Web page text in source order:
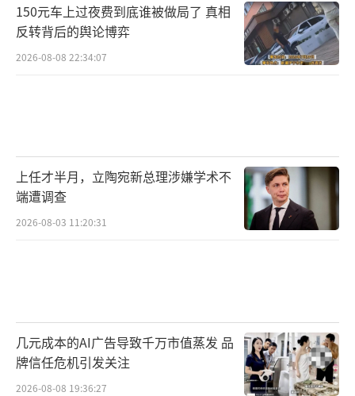
150元车上过夜费到底谁被做局了 真相
反转背后的舆论博弈
2026-08-08 22:34:07
上任才半月，立陶宛新总理涉嫌学术不
端遭调查
2026-08-03 11:20:31
几元成本的AI广告导致千万市值蒸发 品
牌信任危机引发关注
2026-08-08 19:36:27